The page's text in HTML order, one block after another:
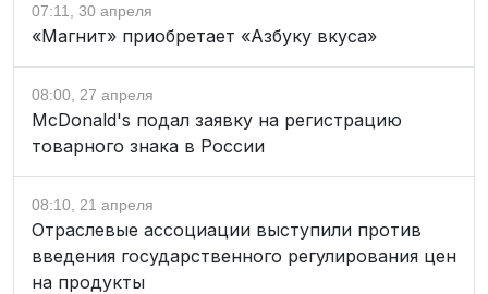
07:11, 30 апреля
«Магнит» приобретает «Азбуку вкуса»
08:00, 27 апреля
McDonald's подал заявку на регистрацию
товарного знака в России
08:10, 21 апреля
Отраслевые ассоциации выступили против
введения государственного регулирования цен
на продукты